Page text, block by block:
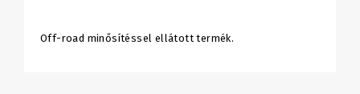
Off-road minősítéssel ellátott termék.